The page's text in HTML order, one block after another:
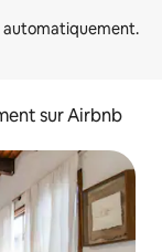
sur Airbnb